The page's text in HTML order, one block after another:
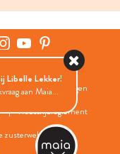
Cookies instellingen
Wedstrijdreglement
zusterwebsites
Libelle Lekker!
aan Maia...